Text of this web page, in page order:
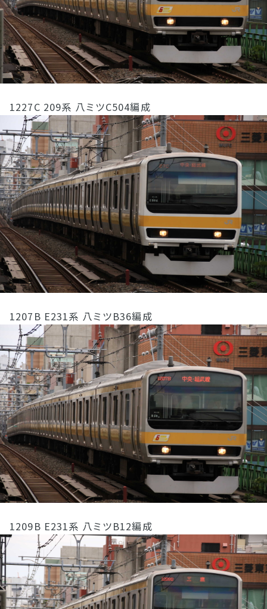
1227C 209系 八ミツC504編成
1207B E231系 八ミツB36編成
1209B E231系 八ミツB12編成